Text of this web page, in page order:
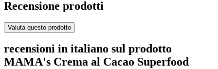
Recensione prodotti
Valuta questo prodotto
recensioni in italiano sul prodotto
MAMA's Crema al Cacao Superfood